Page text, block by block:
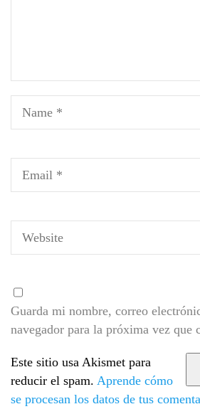
Guarda mi nombre, correo
navegador para la próxima vez que
Este sitio usa Akismet para
reducir el spam. Aprende cómo
se procesan los datos de tus